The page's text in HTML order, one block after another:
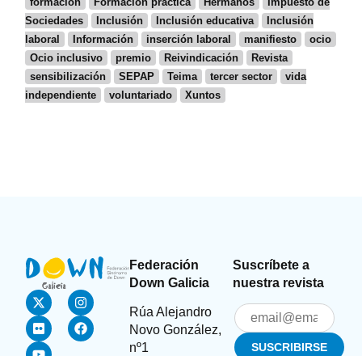
Sociedades
Inclusión Inclusión educativa
Inclusión
laboral
Información inserción laboral manifiesto
ocio
Ocio inclusivo
premio Reivindicación
Revista
sensibilización
SEPAP Teima tercer sector
vida
independiente
voluntariado Xuntos
Federación
Down Galicia
Rúa Alejandro
Novo González,
nº1
Suscríbete a
nuestra revista